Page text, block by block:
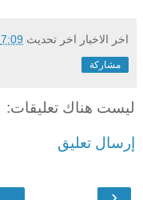
اخر الاخبار اخر تحديث 7:09 ص
مشاركة
ليست هناك تعليقات:
إرسال تعليق